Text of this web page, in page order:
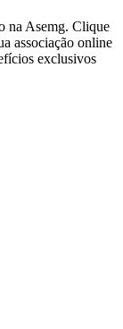
na Asemg. Clique
associação online
exclusivos